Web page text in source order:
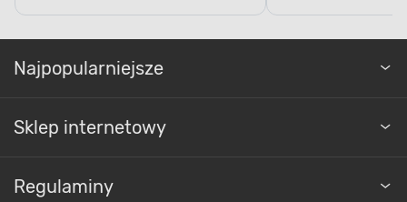
Najpopularniejsze
Sklep internetowy
Regulaminy